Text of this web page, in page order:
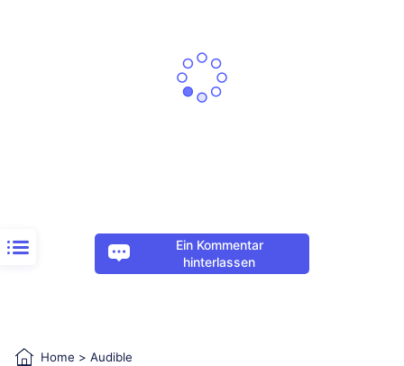
Ein Kommentar
hinterlassen
Home > Audible